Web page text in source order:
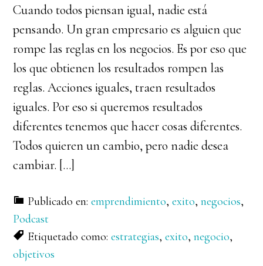
Cuando todos piensan igual, nadie está
pensando. Un gran empresario es alguien que
rompe las reglas en los negocios. Es por eso que
los que obtienen los resultados rompen las
reglas. Acciones iguales, traen resultados
iguales. Por eso si queremos resultados
diferentes tenemos que hacer cosas diferentes.
Todos quieren un cambio, pero nadie desea
cambiar. […]
Publicado en:emprendimiento,exito,negocios,
Podcast
Etiquetado como:estrategias,exito,negocio,
objetivos